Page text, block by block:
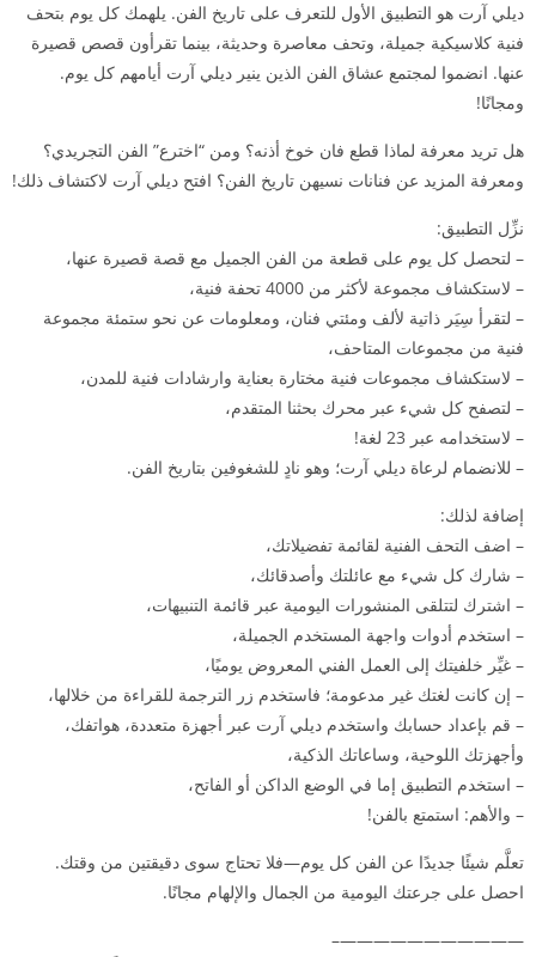
ديلي آرت هو التطبيق الأول للتعرف على تاريخ الفن. يلهمك كل يوم بتحف
فنية كلاسيكية جميلة، وتحف معاصرة وحديثة، بينما تقرأون قصص قصيرة
عنها. انضموا لمجتمع عشاق الفن الذين ينير ديلي آرت أيامهم كل يوم.
ومجانًا!
هل تريد معرفة لماذا قطع فان خوخ أذنه؟ ومن “اخترع” الفن التجريدي؟
ومعرفة المزيد عن فنانات نسيهن تاريخ الفن؟ افتح ديلي آرت لاكتشاف ذلك!
نزِّل التطبيق:
– لتحصل كل يوم على قطعة من الفن الجميل مع قصة قصيرة عنها،
– لاستكشاف مجموعة لأكثر من 4000 تحفة فنية،
– لتقرأ سِيَر ذاتية لألف ومئتي فنان، ومعلومات عن نحو ستمئة مجموعة
فنية من مجموعات المتاحف،
– لاستكشاف مجموعات فنية مختارة بعناية وارشادات فنية للمدن،
– لتصفح كل شيء عبر محرك بحثنا المتقدم،
– لاستخدامه عبر 23 لغة!
– للانضمام لرعاة ديلي آرت؛ وهو نادٍ للشغوفين بتاريخ الفن.
إضافة لذلك:
– اضف التحف الفنية لقائمة تفضيلاتك،
– شارك كل شيء مع عائلتك وأصدقائك،
– اشترك لتتلقى المنشورات اليومية عبر قائمة التنبيهات،
– استخدم أدوات واجهة المستخدم الجميلة،
– غيِّر خلفيتك إلى العمل الفني المعروض يوميًا،
– إن كانت لغتك غير مدعومة؛ فاستخدم زر الترجمة للقراءة من خلالها،
– قم بإعداد حسابك واستخدم ديلي آرت عبر أجهزة متعددة، هواتفك،
وأجهزتك اللوحية، وساعاتك الذكية،
– استخدم التطبيق إما في الوضع الداكن أو الفاتح،
– والأهم: استمتع بالفن!
تعلَّم شيئًا جديدًا عن الفن كل يوم—فلا تحتاج سوى دقيقتين من وقتك.
احصل على جرعتك اليومية من الجمال والإلهام مجانًا.
———————————–